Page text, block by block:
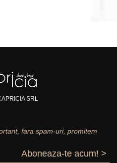
SRL
fara spam-uri, promitem
Aboneaza-te acum! >